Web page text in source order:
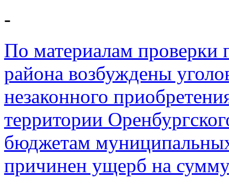
-
По материалам проверки
района возбуждены
незаконного
территории
бюджетам
причинен ущерб на